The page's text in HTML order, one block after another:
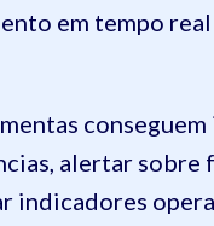
em tempo
alertar sobre
indicadores